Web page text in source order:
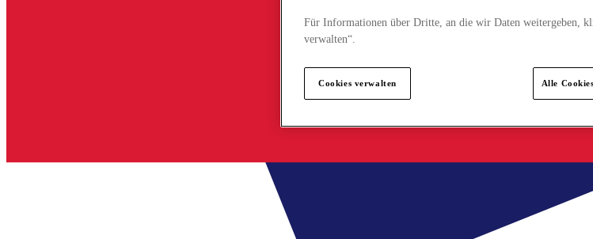
Für Informationen über Dritte, an die wir Daten weitergeben,
verwalten“.
Cookies verwalten Alle